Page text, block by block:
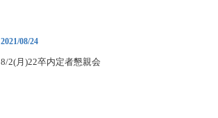
2021/08/24
8/2(月)22卒内定者懇親会